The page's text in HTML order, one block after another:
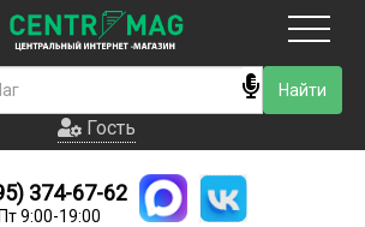
Гость
Новинки
Гость
374-67-62
9:00-19:00